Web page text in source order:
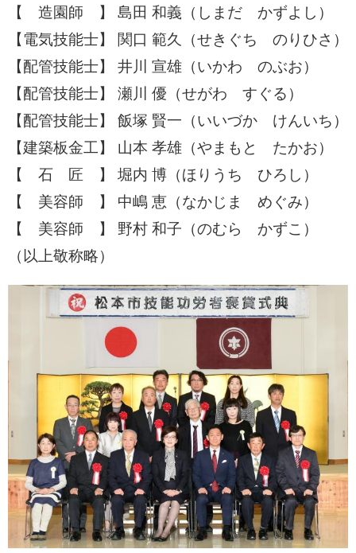
【 造園師 】 島田 和義（しまだ かずよし）
【電気技能士】 関口 範久（せきぐち のりひさ）
【配管技能士】 井川 宣雄（いかわ のぶお）
【配管技能士】 瀬川 優（せがわ すぐる）
【配管技能士】 飯塚 賢一（いいづか けんいち）
【建築板金工】 山本 孝雄（やまもと たかお）
【 石 匠 】 堀内 博（ほりうち ひろし）
【 美容師 】 中嶋 恵（なかじま めぐみ）
【 美容師 】 野村 和子（のむら かずこ）
（以上敬称略）